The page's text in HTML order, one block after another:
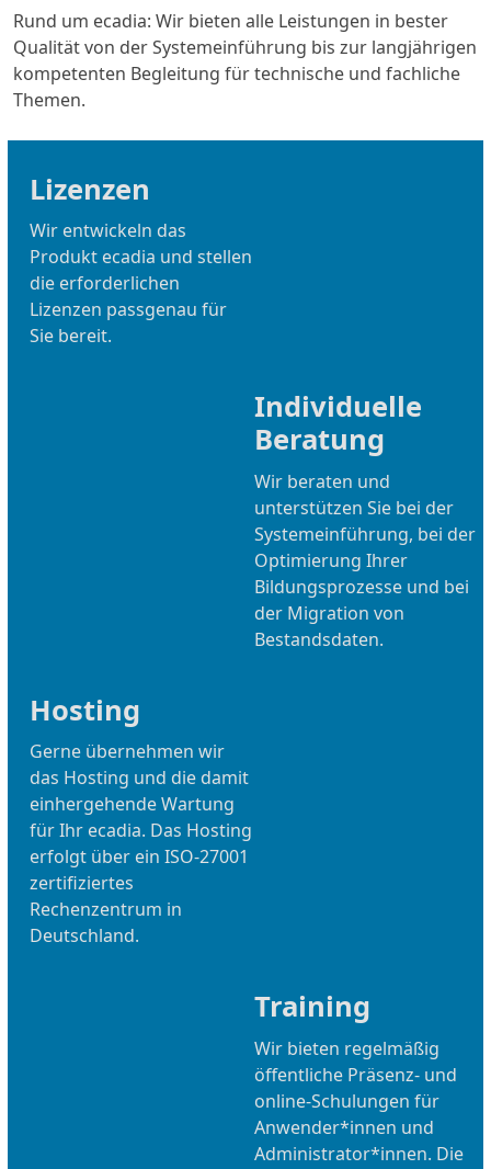
Rund um ecadia: Wir bieten alle Leistungen in bester
Qualität von der Systemeinführung bis zur langjährigen
kompetenten Begleitung für technische und fachliche
Themen.
Lizenzen
Wir entwickeln das
Produkt ecadia und stellen
die erforderlichen
Lizenzen passgenau für
Sie bereit.
Individuelle
Beratung
Wir beraten und
unterstützen Sie bei der
Systemeinführung, bei der
Optimierung Ihrer
Bildungsprozesse und bei
der Migration von
Bestandsdaten.
Hosting
Gerne übernehmen wir
das Hosting und die damit
einhergehende Wartung
für Ihr ecadia. Das Hosting
erfolgt über ein ISO-27001
zertifiziertes
Rechenzentrum in
Deutschland.
Training
Wir bieten regelmäßig
öffentliche Präsenz- und
online-Schulungen für
Anwender*innen und
Administrator*innen. Die